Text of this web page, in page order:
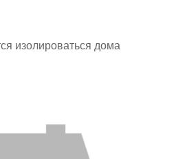
изолироваться дома